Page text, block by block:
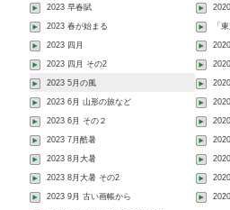
2023 早春賦
2023 春が始まる
2023 四月
2023 四月 その2
2023 5月の風
2023 6月 山形の旅など
2023 6月 その２
2023 7月酷暑
2023 8月大暑
2023 8月大暑 その2
2023 9月 古い画帳から
「